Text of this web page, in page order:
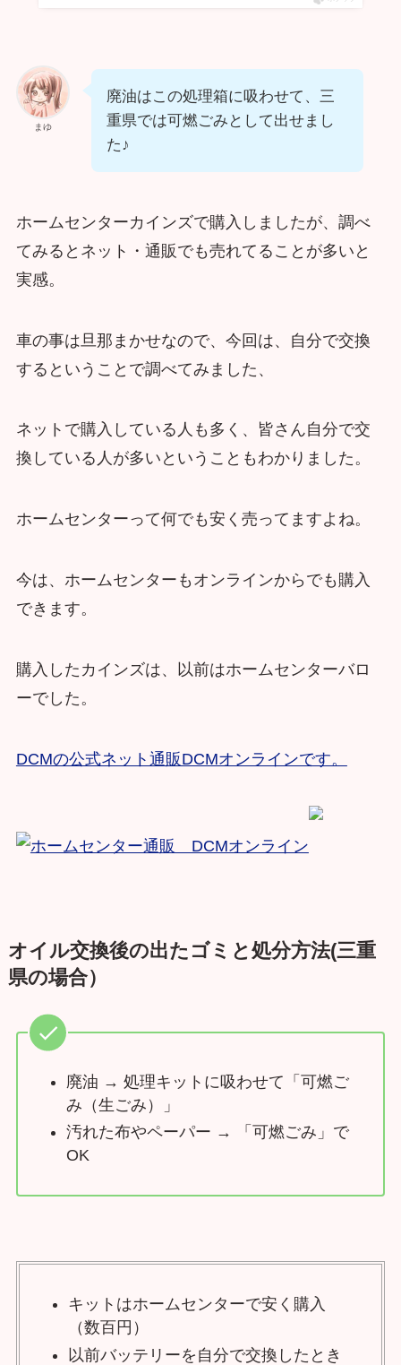
まゆ
廃油はこの処理箱に吸わせて、三
重県では可燃ごみとして出せまし
た♪
ホームセンターカインズで購入しましたが、調べ
てみるとネット・通販でも売れてることが多いと
実感。
車の事は旦那まかせなので、今回は、自分で交換
するということで調べてみました、
ネットで購入している人も多く、皆さん自分で交
換している人が多いということもわかりました。
ホームセンターって何でも安く売ってますよね。
今は、ホームセンターもオンラインからでも購入
できます。
購入したカインズは、以前はホームセンターバロ
ーでした。
DCMの公式ネット通販DCMオンラインです。
オイル交換後の出たゴミと処分方法(三重
県の場合）
廃油 → 処理キットに吸わせて「可燃ご
み（生ごみ）」
汚れた布やペーパー → 「可燃ごみ」で
OK
キットはホームセンターで安く購入
（数百円）
以前バッテリーを自分で交換したとき